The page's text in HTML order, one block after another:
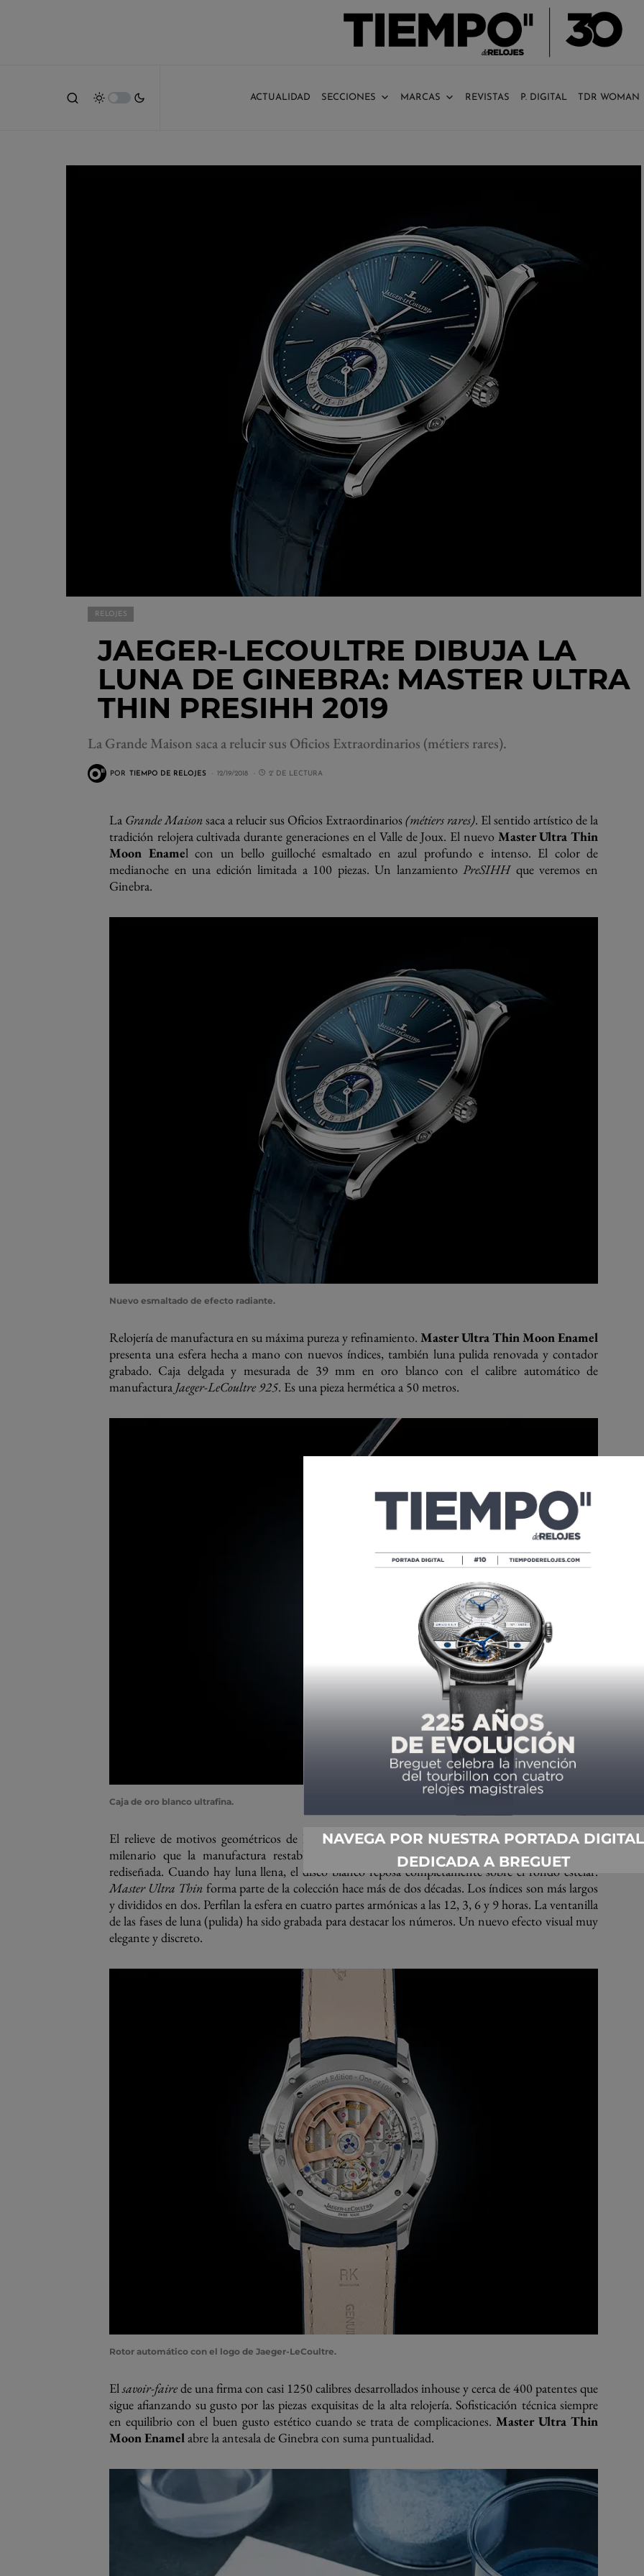
ACTUALIDAD SECCIONES MARCAS REVISTAS P. DIGITAL TDR WOMAN
RELOJES
JAEGER-LECOULTRE DIBUJA LA
LUNA DE GINEBRA: MASTER ULTRA
THIN PRESIHH 2019
La Grande Maison saca a relucir sus Oficios Extraordinarios (métiers rares).
POR TIEMPO DE RELOJES 12/19/2018 2' DE LECTURA
La Grande Maisonsaca a relucir sus Oficios Extraordinarios (métiers rares). El sentido artístico de la
tradición relojera cultivada durante generaciones en el Valle de Joux. El nuevo Master Ultra Thin
Moon Enamel con un bello guilloché esmaltado en azul profundo e intenso. El color de
medianoche en una edición limitada a 100 piezas. Un lanzamientoPreSIHHque veremos en
Ginebra.
Nuevo esmaltado de efecto radiante.
Relojería de manufactura en su máxima pureza y refinamiento. Master Ultra Thin Moon Enamel
presenta una esfera hecha a mano con nuevos índices, también luna pulida renovada y contador
grabado. Caja delgada y mesurada de 39 mm en oro blanco con el calibre automático de
manufactura Jaeger-LeCoultre 925. Es una pieza hermética a 50 metros.
Caja de oro blanco ultrafina.
El relieve de motivos geométricos de la carátula luce perfectamente con el esmaltado, un oficio
milenario que la manufactura restableció en 1996. La indicación de fases de luna ha sido
rediseñada. Cuando hay luna llena, el disco blanco reposa completamente sobre el fondo estelar.
Master Ultra Thin forma parte de la colección hace más de dos décadas. Los índices son más largos
y divididos en dos. Perfilan la esfera en cuatro partes armónicas a las 12, 3, 6 y 9 horas. La ventanilla
de las fases de luna (pulida) ha sido grabada para destacar los números. Un nuevo efecto visual muy
elegante y discreto.
Rotor automático con el logo de Jaeger-LeCoultre.
Elsavoir-fairede una firma con casi 1250 calibres desarrollados inhouse y cerca de 400 patentes que
sigue afianzando su gusto por las piezas exquisitas de la alta relojería. Sofisticación técnica siempre
en equilibrio con el buen gusto estético cuando se trata de complicaciones. Master Ultra Thin
Moon Enamelabre la antesala de Ginebra con suma puntualidad.
NAVEGA POR NUESTRA PORTADA DIGITAL
DEDICADA A BREGUET